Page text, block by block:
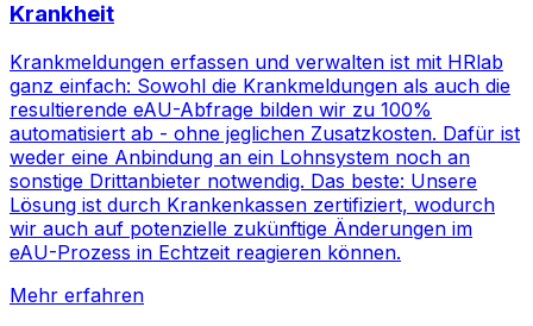
Krankheit
Krankmeldungen erfassen und verwalten ist mit HRlab
ganz einfach: Sowohl die Krankmeldungen als auch die
resultierende eAU-Abfrage bilden wir zu 100%
automatisiert ab - ohne jeglichen Zusatzkosten. Dafür ist
weder eine Anbindung an ein Lohnsystem noch an
sonstige Drittanbieter notwendig. Das beste: Unsere
Lösung ist durch Krankenkassen zertifiziert, wodurch
wir auch auf potenzielle zukünftige Änderungen im
eAU-Prozess in Echtzeit reagieren können.
Mehr erfahren